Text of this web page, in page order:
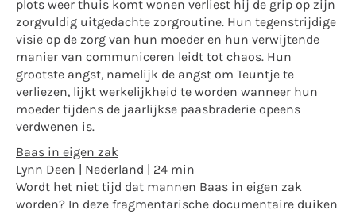
plots weer thuis komt wonen verliest hij de grip op zijn
zorgvuldig uitgedachte zorgroutine. Hun tegenstrijdige
visie op de zorg van hun moeder en hun verwijtende
manier van communiceren leidt tot chaos. Hun
grootste angst, namelijk de angst om Teuntje te
verliezen, lijkt werkelijkheid te worden wanneer hun
moeder tijdens de jaarlijkse paasbraderie opeens
verdwenen is.
Baas in eigen zak
Lynn Deen | Nederland | 24 min
Wordt het niet tijd dat mannen Baas in eigen zak
worden? In deze fragmentarische documentaire duiken